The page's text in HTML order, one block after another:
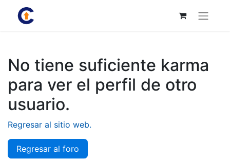
No tiene suficiente karma
para ver el perfil de otro
usuario.
Regresar al sitio web.
Regresar al foro